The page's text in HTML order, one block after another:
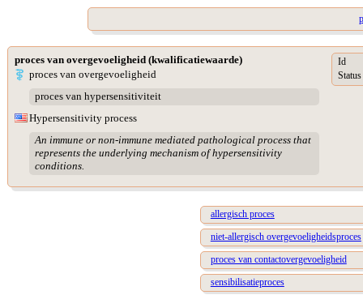
proces van overgevoeligheid (kwalificatiewaarde)
proces van overgevoeligheid
proces van hypersensitiviteit
Hypersensitivity process
An immune or non-immune mediated pathological process that
represents the underlying mechanism of hypersensitivity
conditions.
Id
Status
allergisch proces
niet-allergisch overgevoeligheidsproces
proces van contactovergevoeligheid
sensibilisatieproces